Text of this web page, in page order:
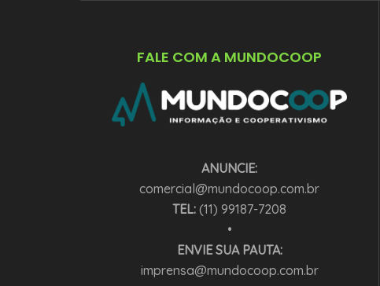
FALE COM A MUNDOCOOP
ANUNCIE:
comercial@mundocoop.com.br
TEL: (11) 99187-7208
•
ENVIE SUA PAUTA:
imprensa@mundocoop.com.br